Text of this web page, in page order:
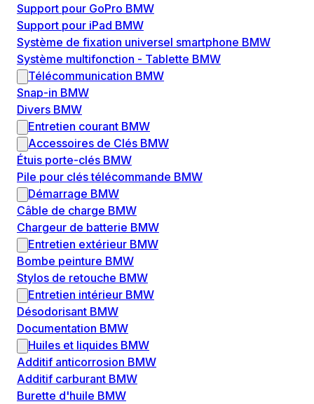
Support pour GoPro BMW
Support pour iPad BMW
Système de fixation universel smartphone BMW
Système multifonction - Tablette BMW
Télécommunication BMW
Snap-in BMW
Divers BMW
Entretien courant BMW
Accessoires de Clés BMW
Étuis porte-clés BMW
Pile pour clés télécommande BMW
Démarrage BMW
Câble de charge BMW
Chargeur de batterie BMW
Entretien extérieur BMW
Bombe peinture BMW
Stylos de retouche BMW
Entretien intérieur BMW
Désodorisant BMW
Documentation BMW
Huiles et liquides BMW
Additif anticorrosion BMW
Additif carburant BMW
Burette d'huile BMW